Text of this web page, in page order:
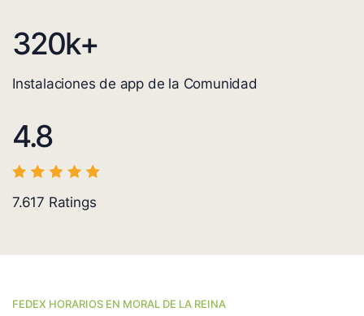
320k+
Instalaciones de app de la Comunidad
4.8
7.617 Ratings
FEDEX HORARIOS EN MORAL DE LA REINA